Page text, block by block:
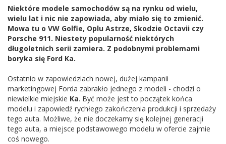
Niektóre modele samochodów są na rynku od wielu,
wielu lat i nic nie zapowiada, aby miało się to zmienić.
Mowa tu o VW Golfie, Oplu Astrze, Skodzie Octavii czy
Porsche 911. Niestety popularność niektórych
długoletnich serii zamiera. Z podobnymi problemami
boryka się Ford Ka.
Ostatnio w zapowiedziach nowej, dużej kampanii
marketingowej Forda zabrakło jednego z modeli - chodzi o
niewielkie miejskie Ka. Być może jest to początek końca
modelu i zapowiedź rychłego zakończenia produkcji i sprzedaży
tego auta. Możliwe, że nie doczekamy się kolejnej generacji
tego auta, a miejsce podstawowego modelu w ofercie zajmie
coś nowego.